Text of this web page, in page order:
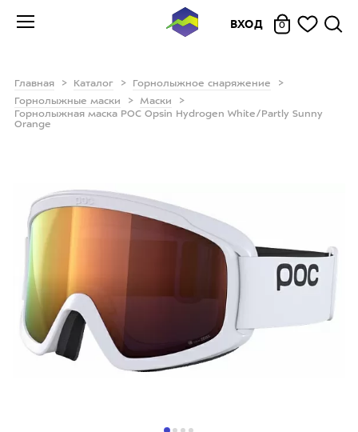
ВХОД 0
Главная Каталог
Горнолыжное снаряжение
Горнолыжные маски
Маски
Горнолыжная маска POC Opsin Hydrogen White/Partly Sunny
Orange